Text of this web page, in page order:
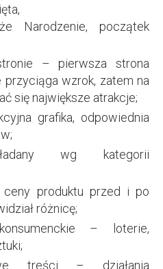
Narodzenie, początek
– pierwsza strona
wzrok, zatem na
się największe atrakcje;
grafika, odpowiednia
wg kategorii
ceny produktu przed i po
różnicę;
– loterie,
treści – działania